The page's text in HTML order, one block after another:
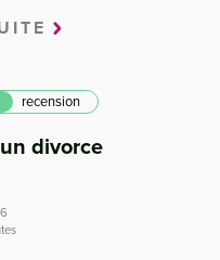
recension
divorce